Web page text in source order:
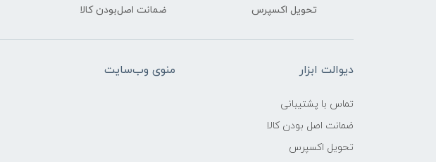
تحویل اکسپرس ضمانت اصل‌بودن کالا
دیوالت ابزار
تماس با پشتیبانی
ضمانت اصل بودن کالا
تحویل اکسپرس
منوی وب‌سایت